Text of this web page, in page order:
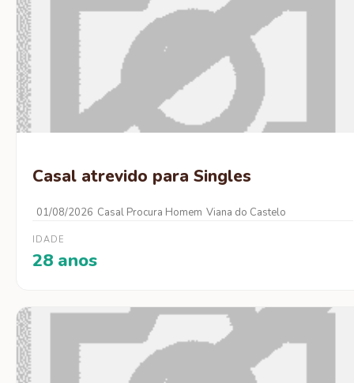
Casal atrevido para Singles
01/08/2026 Casal Procura Homem Viana do Castelo
IDADE
28 anos